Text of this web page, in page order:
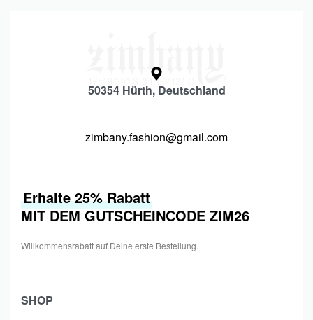
50354 Hürth, Deutschland
zimbany.fashion@gmail.com
SHOP
Erhalte 25% Rabatt
MIT DEM GUTSCHEINCODE ZIM26
Willkommensrabatt auf Deine erste Bestellung.